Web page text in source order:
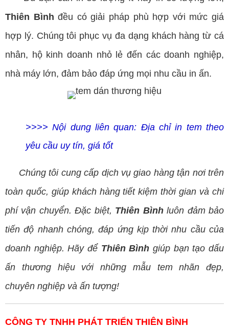
Thiên Bình đều có giải pháp phù hợp với mức giá
hợp lý. Chúng tôi phục vụ đa dạng khách hàng từ cá
nhân, hộ kinh doanh nhỏ lẻ đến các doanh nghiệp,
nhà máy lớn, đảm bảo đáp ứng mọi nhu cầu in ấn.
>>>> Nội dung liên quan: Địa chỉ in tem theo
yêu cầu uy tín, giá tốt
Chúng tôi cung cấp dịch vụ giao hàng tận nơi trên
toàn quốc, giúp khách hàng tiết kiệm thời gian và chi
phí vận chuyển. Đặc biệt, Thiên Bìnhluôn đảm bảo
tiến độ nhanh chóng, đáp ứng kịp thời nhu cầu của
doanh nghiệp. Hãy để Thiên Bình giúp bạn tạo dấu
ấn thương hiệu với những mẫu tem nhãn đẹp,
chuyên nghiệp và ấn tượng!
CÔNG TY TNHH PHÁT TRIỂN THIÊN BÌNH